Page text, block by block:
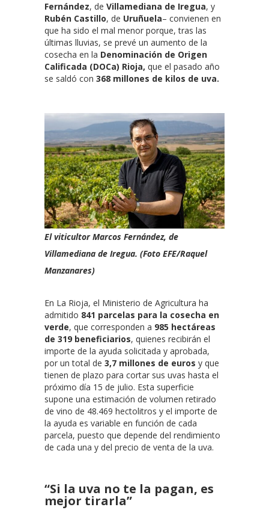
Fernández, de Villamediana de Iregua, y
Rubén Castillo, de Uruñuela– convienen en
que ha sido el mal menor porque, tras las
últimas lluvias, se prevé un aumento de la
cosecha en la Denominación de Origen
Calificada (DOCa) Rioja, que el pasado año
se saldó con 368 millones de kilos de uva.
El viticultor Marcos Fernández, de
Villamediana de Iregua. (Foto EFE/Raquel
Manzanares)
En La Rioja, el Ministerio de Agricultura ha
admitido 841 parcelas para la cosecha en
verde, que corresponden a 985 hectáreas
de 319 beneficiarios, quienes recibirán el
importe de la ayuda solicitada y aprobada,
por un total de 3,7 millones de euros y que
tienen de plazo para cortar sus uvas hasta el
próximo día 15 de julio. Esta superficie
supone una estimación de volumen retirado
de vino de 48.469 hectolitros y el importe de
la ayuda es variable en función de cada
parcela, puesto que depende del rendimiento
de cada una y del precio de venta de la uva.
“Si la uva no te la pagan, es
mejor tirarla”